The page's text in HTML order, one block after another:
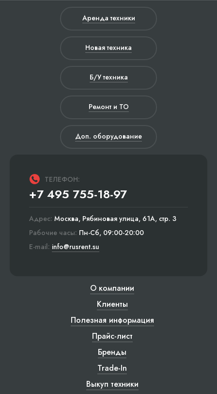
Аренда техники
Новая техника
Б/У техника
Ремонт и ТО
Доп. оборудование
ТЕЛЕФОН:
+7 495 755-18-97
Адрес: Москва, Рябиновая улица, 61А, стр. 3
Рабочие часы: Пн-Сб, 09:00-20:00
E-mail: info@rusrent.su
О компании
Клиенты
Полезная информация
Прайс-лист
Бренды
Trade-In
Выкуп техники